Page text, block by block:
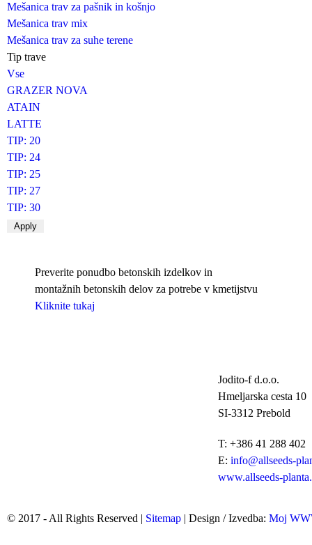
Mešanica trav za pašnik in košnjo
Mešanica trav mix
Mešanica trav za suhe terene
Tip trave
Vse
GRAZER NOVA
ATAIN
LATTE
TIP: 20
TIP: 24
TIP: 25
TIP: 27
TIP: 30
Preverite ponudbo betonskih izdelkov in
montažnih betonskih delov za potrebe v kmetijstvu
Kliknite tukaj
Jodito-f d.o.o.
Hmeljarska cesta 10
SI-3312 Prebold
T: +386 41 288 402
E: info@allseeds-
www.allseeds-
© 2017 - All Rights Reserved | Sitemap | Design / Izvedba: Moj